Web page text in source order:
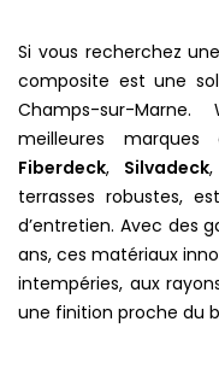
Si vous recherchez
composite est une
Champs-sur-
meilleures
Fiberdeck, Silvadeck
terrasses robustes,
d’entretien. Avec des
ans, ces matériaux
intempéries, aux
une finition proche du